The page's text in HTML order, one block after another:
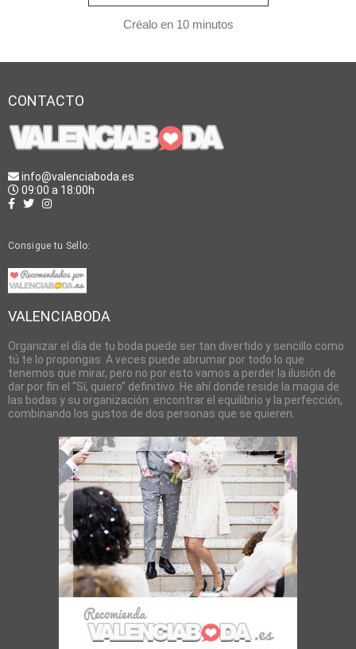
Créalo en 10 minutos
CONTACTO
info@valenciaboda.es
09:00 a 18:00h
Consigue tu Sello:
VALENCIABODA
Organizar el día de tu boda puede ser tan divertido y sencillo como
tú te lo propongas. A veces puede abrumar por todo lo que
tenemos que mirar, pero no por esto vamos a perder la ilusión de
dar por fin el “Sí, quiero” definitivo. He ahí donde reside la magia de
las bodas y su organización: encontrar el equilibrio y la perfección,
combinando los gustos de dos personas que se quieren.